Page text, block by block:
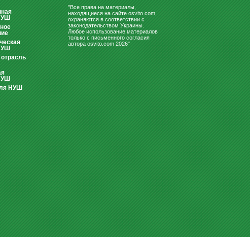
НУШ
"Все права на материалы,
находящиеся на сайте osvito.com,
охраняются в соответствии с
законодательством Украины.
Любое использование материалов
только с письменного согласия
автора osvito.com 2026"